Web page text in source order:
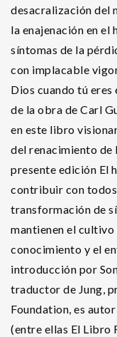
desacralización del
la enajenación en
síntomas de la
con implacable
Dios cuando tú
de la obra de Carl
en este libro
del renacimiento de
presente edición El
contribuir con todos
transformación de
mantienen el cultivo
conocimiento y el
introducción por
traductor de Jung,
Foundation, es
(entre ellas El Libro